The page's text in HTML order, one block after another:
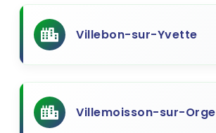
Villebon-sur-Yvette
Villemoisson-sur-Orge